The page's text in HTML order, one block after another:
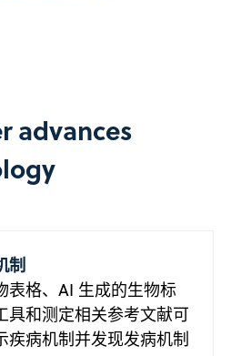
advances
制
表格、AI 生成的生物标
具和测定相关参考文献可
疾病机制并发现发病机制